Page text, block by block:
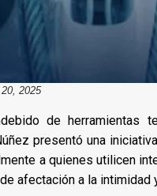
2025
de herramientas
presentó una
a quienes utilicen
afectación a la intimidad